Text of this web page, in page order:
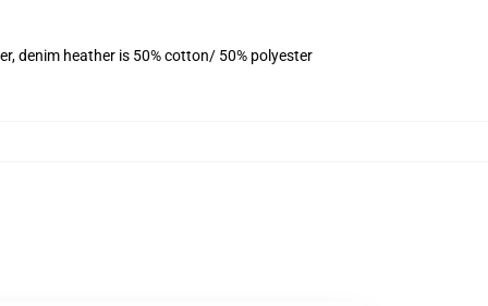
denim heather is 50% cotton/ 50% polyester